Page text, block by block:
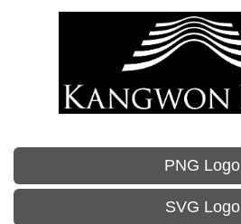
PNG Logo
SVG Logo